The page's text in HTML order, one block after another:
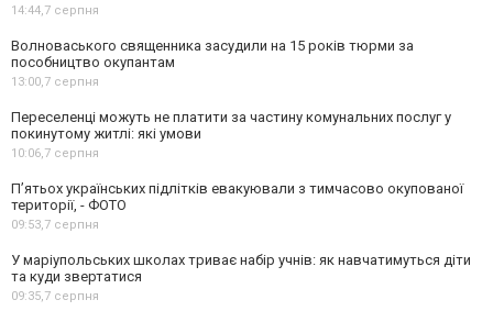
14:44,7 серпня
Волноваського священника засудили на 15 років тюрми за
пособництво окупантам
13:00,7 серпня
Переселенці можуть не платити за частину комунальних послуг у
покинутому житлі: які умови
10:06,7 серпня
П’ятьох українських підлітків евакуювали з тимчасово окупованої
території, - ФОТО
09:53,7 серпня
У маріупольських школах триває набір учнів: як навчатимуться діти
та куди звертатися
09:35,7 серпня